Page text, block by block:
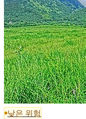
낮은 위험